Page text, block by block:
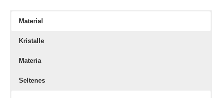
Material
Kristalle
Materia
Seltenes